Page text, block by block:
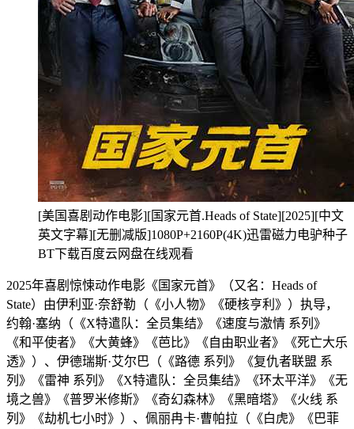
[美国喜剧动作电影][国家元首.Heads of State][2025][中文
英文字幕][无删减版]1080P+2160P(4K)迅雷磁力电驴种子
BT下载百度云网盘在线观看
2025年喜剧惊悚动作电影《国家元首》（又名：Heads of
State）由伊利亚·奈舒勒（《小人物》《硬核亨利》）执导，
约翰·塞纳（《X特遣队：全员集结》《速度与激情 系列》
《和平使者》《大黄蜂》《芭比》《自由职业者》《死亡大乐
透》）、伊德瑞斯·艾尔巴（《路德 系列》《复仇者联盟 系
列》《雷神 系列》《X特遣队：全员集结》《环太平洋》《无
境之兽》《普罗米修斯》《奇幻森林》《黑暗塔》《火线 系
列》《劫机七小时》）、佩丽冉卡·曹帕拉（《白虎》《巴菲